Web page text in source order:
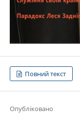
Повний текст
Опубліковано